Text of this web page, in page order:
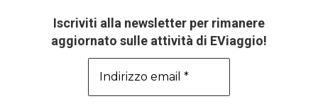
Iscriviti alla newsletter per rimanere
aggiornato sulle attività di EViaggio!